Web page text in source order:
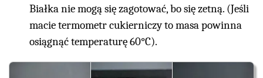
Białka nie mogą się zagotować, bo się zetną. (Jeśli
macie termometr cukierniczy to masa powinna
osiągnąć temperaturę 60°C).